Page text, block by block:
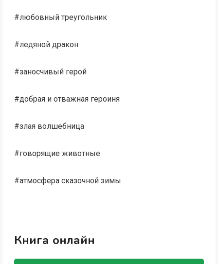
#любовный треугольник
#ледяной дракон
#заносчивый герой
#добрая и отважная героиня
#злая волшебница
#говорящие животные
#атмосфера сказочной зимы
Книга онлайн